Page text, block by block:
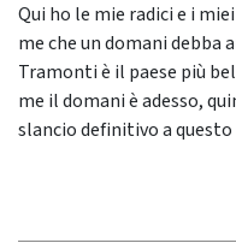
Qui ho le mie radici e i
me che un domani debba
Tramonti è il paese più
me il domani è adesso,
slancio definitivo a